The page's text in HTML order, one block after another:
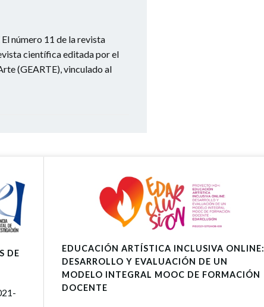
número 11 de la revista
científica editada por el
(GEARTE), vinculado al
DE
EDUCACIÓN ARTÍSTICA INCLUSIVA ONLINE:
DESARROLLO Y EVALUACIÓN DE UN
MODELO INTEGRAL MOOC DE FORMACIÓN
DOCENTE